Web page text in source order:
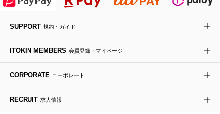
デニムジャケット
ダウンジャケット・コート
手袋
チャーム・ストラップ
ボディバッグ・メッセンジャーバッグ
トラベルバッグ
ローファー
ドレスシューズ
ラナンキュラス
ポプリアレンジ＆フレグランス
SUPPORT 規約・ガイド
ITOKIN MEMBERS 会員登録・マイページ
CORPORATE コーポレート
RECRUIT 求人情報